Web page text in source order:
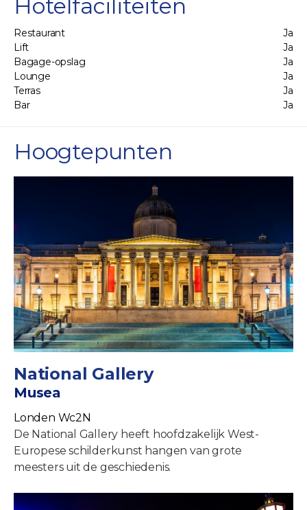
Hotelfaciliteiten
Restaurant
Ja
Lift
Ja
Bagage-opslag
Ja
Lounge
Ja
Terras
Ja
Bar
Ja
Hoogtepunten
National Gallery
Musea
Londen Wc2N
De National Gallery heeft hoofdzakelijk West-
Europese schilderkunst hangen van grote
meesters uit de geschiedenis.